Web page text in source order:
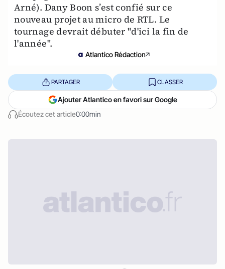
Arné). Dany Boon s’est confié sur ce
nouveau projet au micro de RTL. Le
tournage devrait débuter "d'ici la fin de
l'année".
Atlantico Rédaction
Écoutez cet article0:00min
PARTAGER CLASSER
Ajouter Atlantico en favori sur Google